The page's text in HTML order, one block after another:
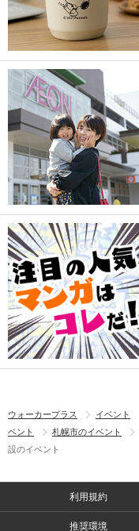
ウォーカープラス イベント
ベント
札幌市のイベント
設のイベント
利用規約
推奨環境